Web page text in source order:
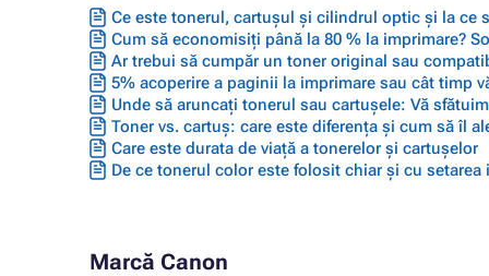
Toner CANON IR ADV C350P
Toner
Ce este tonerul, cartușul și cilindrul optic și la ce
Cum să economisiți până la 80 % la imprimare?
Ar trebui să cumpăr un toner original sau
5% acoperire a paginii la imprimare sau cât timp
Unde să aruncați tonerul sau cartușele: Vă
Toner vs. cartuș: care este diferența și cum să îl
Care este durata de viață a tonerelor și cartușelor
De ce tonerul color este folosit chiar și cu setarea
Marcă Canon